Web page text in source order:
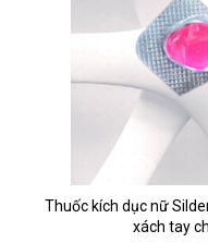
Thuốc kích dục nữ
xách tay